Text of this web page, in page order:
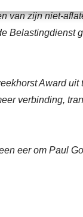
van zijn niet-
Belastingdienst
Award uit
verbinding,
eer om Paul